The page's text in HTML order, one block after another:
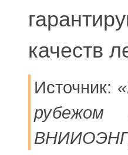
качеств
Источник:
рубежом